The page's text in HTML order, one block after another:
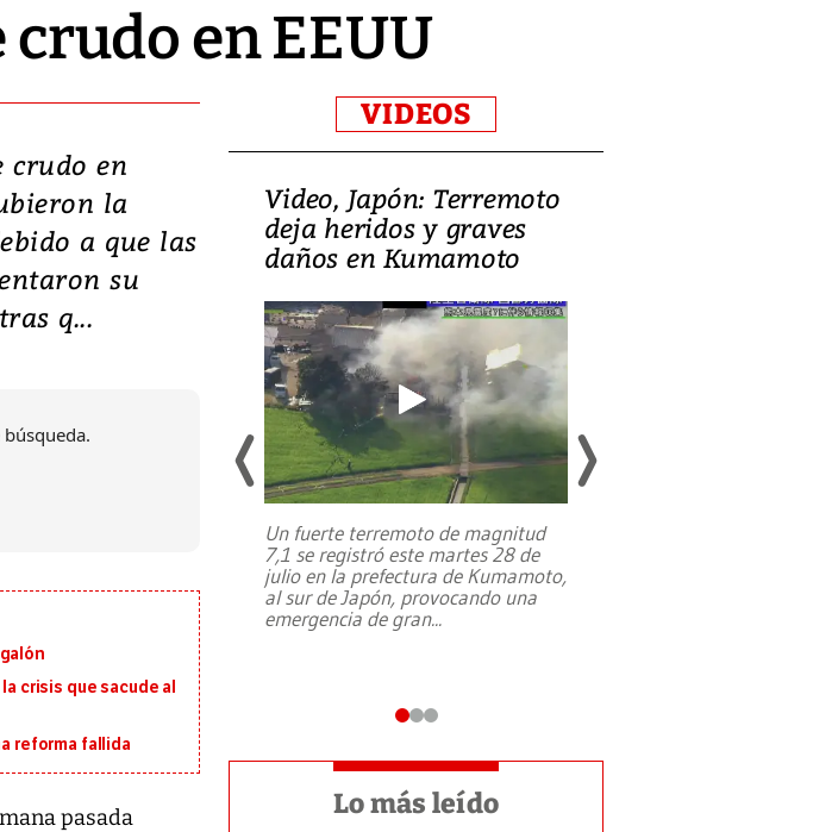
en EEUU
crudo en
la
a que las
su
q...
crisis que sacude al
reforma fallida
pasada
VIDEOS
la Lotería:
ser más
tengan fe
Video, Japón: Terremoto
deja heridos y graves
daños en Kumamoto
Un fuerte terremoto de magnitud
7,1 se registró este martes 28 de
julio en la prefectura de Kumamoto,
al sur de Japón, provocando una
emergencia de gran...
Lo más leído